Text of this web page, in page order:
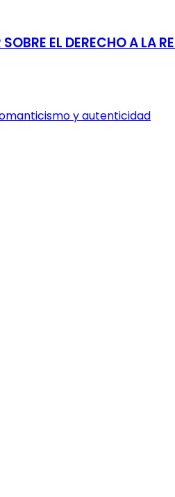
EL DERECHO A LA
y autenticidad